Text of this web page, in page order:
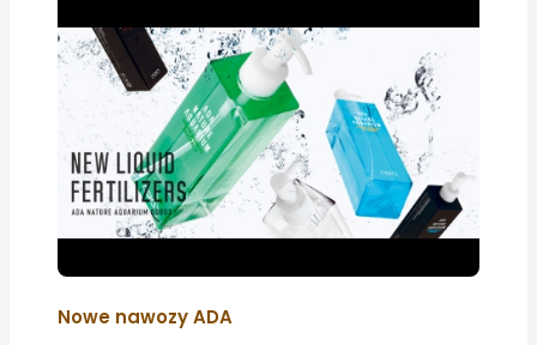
Nowe nawozy ADA